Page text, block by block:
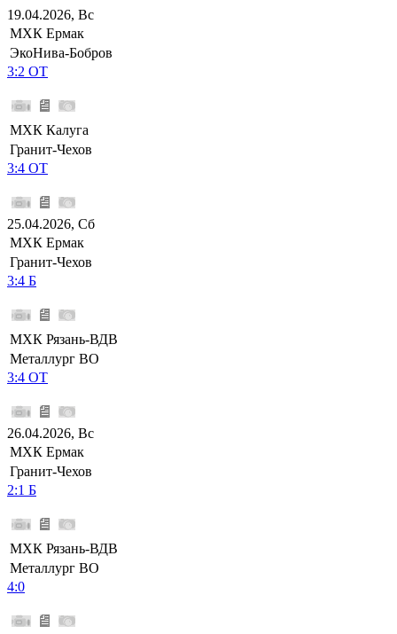
19.04.2026, Вс
МХК Ермак
ЭкоНива-Бобров
3:2 ОТ
МХК Калуга
Гранит-Чехов
3:4 ОТ
25.04.2026, Сб
МХК Ермак
Гранит-Чехов
3:4 Б
МХК Рязань-ВДВ
Металлург ВО
3:4 ОТ
26.04.2026, Вс
МХК Ермак
Гранит-Чехов
2:1 Б
МХК Рязань-ВДВ
Металлург ВО
4:0